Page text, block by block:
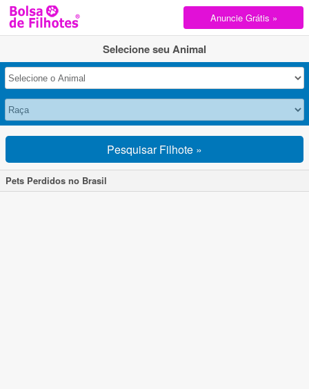
Anuncie Grátis »
Selecione seu Animal
Pesquisar Filhote »
Pets Perdidos no Brasil